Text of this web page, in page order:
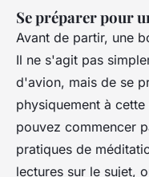
Se préparer pour
Avant de partir, une
Il ne s'agit pas
d'avion, mais de se
physiquement à cette
pouvez commencer
pratiques de
lectures sur le sujet,